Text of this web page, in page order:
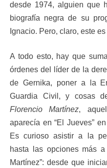
desde 1974, alguien que
biografía negra de su
Ignacio. Pero, claro, este
A todo esto, hay que
órdenes del líder de la
de Gernika, poner a la
Guardia Civil, y cosas
Florencio Martínez,
aparecía en “El Jueves”
Es curioso asistir a la
hasta las opciones más
Martínez”: desde que